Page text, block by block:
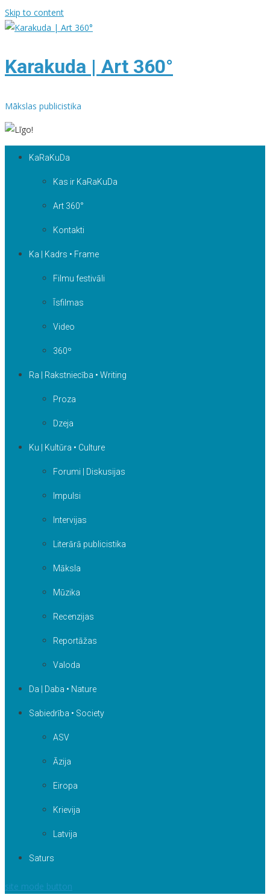
Skip to content
Karakuda | Art 360°
Mākslas publicistika
KaRaKuDa
Kas ir KaRaKuDa
Art 360°
Kontakti
Ka | Kadrs • Frame
Filmu festivāli
Īsfilmas
Video
360º
Ra | Rakstniecība • Writing
Proza
Dzeja
Ku | Kultūra • Culture
Forumi | Diskusijas
Impulsi
Intervijas
Literārā publicistika
Māksla
Mūzika
Recenzijas
Reportāžas
Valoda
Da | Daba • Nature
Sabiedrība • Society
ASV
Āzija
Eiropa
Krievija
Latvija
Saturs
site mode button